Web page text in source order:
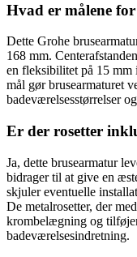
Hvad er målene
Dette Grohe
168 mm.
en fleksibilitet på 15 mm
mål gør brusearmaturet
badeværelsesstørrelser
Er der rosetter
Ja, dette brusearmatur
bidrager til at give en
skjuler eventuelle
De metalrosetter, der
krombelægning og
badeværelsesindretning.